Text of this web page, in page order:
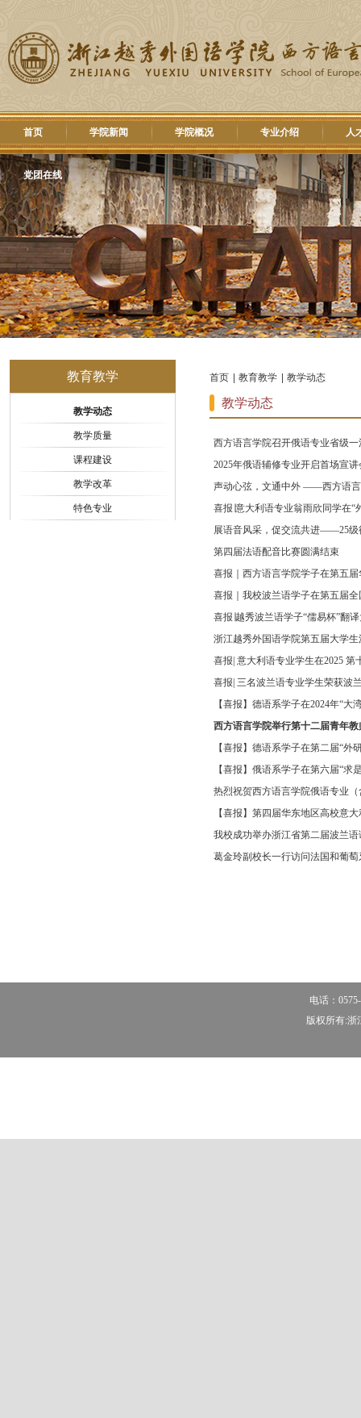
首页 学院新闻 学院概况 专业介绍 人
党团在线
教育教学
教学动态
教学质量
课程建设
教学改革
特色专业
首页 教育教学 教学动态
教学动态
西方语言学院召开俄语专业省级
2025年俄语辅修专业开启首场宣讲
声动心弦，文通中外 ​——西方语
喜报∣意大利语专业翁雨欣同学在“
展语音风采，促交流共进——25级
第四届法语配音比赛圆满结束
喜报｜西方语言学院学子在第五
喜报｜我校波兰语学子在第五届
喜报∣越秀波兰语学子“儒易杯”翻
浙江越秀外国语学院第五届大学
喜报| 意大利语专业学生在2025
喜报| 三名波兰语专业学生荣获波
【喜报】德语系学子在2024年“
西方语言学院举行第十二届青年
【喜报】德语系学子在第二届“外
【喜报】俄语系学子在第六届“求
热烈祝贺西方语言学院俄语专业
【喜报】第四届华东地区高校意
我校成功举办浙江省第二届波兰
葛金玲副校长一行访问法国和葡萄
电话：
版权所有:浙